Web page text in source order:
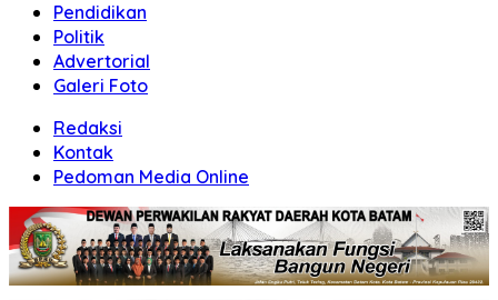
Pendidikan
Politik
Advertorial
Galeri Foto
Redaksi
Kontak
Pedoman Media Online